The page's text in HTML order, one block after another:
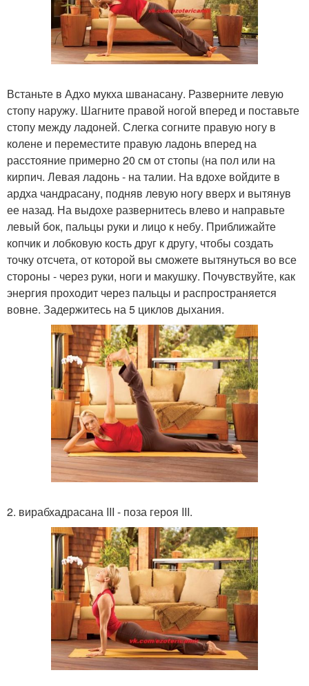
Встаньте в Адхо мукха шванасану. Разверните левую
стопу наружу. Шагните правой ногой вперед и поставьте
стопу между ладоней. Слегка согните правую ногу в
колене и переместите правую ладонь вперед на
расстояние примерно 20 см от стопы (на пол или на
кирпич. Левая ладонь - на талии. На вдохе войдите в
ардха чандрасану, подняв левую ногу вверх и вытянув
ее назад. На выдохе развернитесь влево и направьте
левый бок, пальцы руки и лицо к небу. Приближайте
копчик и лобковую кость друг к другу, чтобы создать
точку отсчета, от которой вы сможете вытянуться во все
стороны - через руки, ноги и макушку. Почувствуйте, как
энергия проходит через пальцы и распространяется
вовне. Задержитесь на 5 циклов дыхания.
2. вирабхадрасана III - поза героя III.